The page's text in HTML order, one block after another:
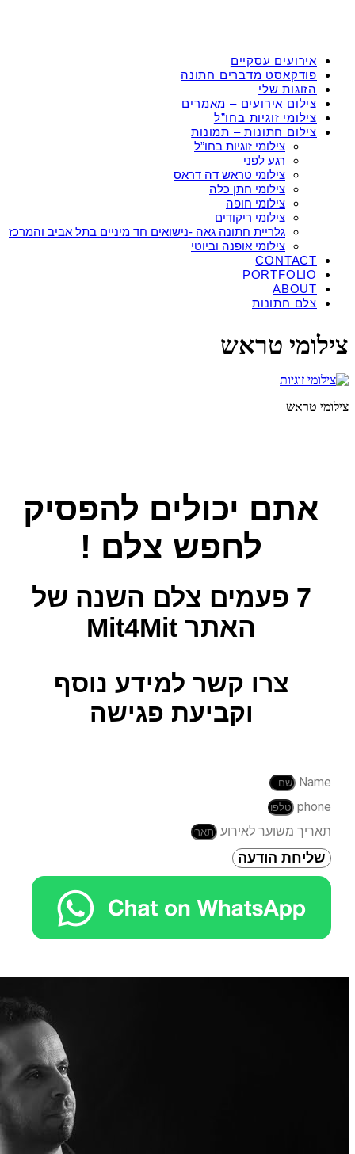
אירועים עסקיים
פודקאסט מדברים חתונה
הזוגות שלי
צילום אירועים – מאמרים
צילומי זוגיות בחו”ל
צילום חתונות – תמונות
צילומי זוגיות בחו”ל
רגע לפני
צילומי טראש דה דראס
צילומי חתן כלה
צילומי חופה
צילומי ריקודים
גלריית חתונה גאה -נישואים חד מיניים בתל אביב והמרכז
צילומי אופנה וביוטי
CONTACT
PORTFOLIO
ABOUT
צלם חתונות
צילומי טראש
צילומי טראש
אתם יכולים להפסיק
לחפש צלם !
7 פעמים צלם השנה
של
האתר Mit4Mit
צרו קשר למידע נוסף
וקביעת פגישה
Name
phone
תאריך משוער לאירוע
שליחת הודעה